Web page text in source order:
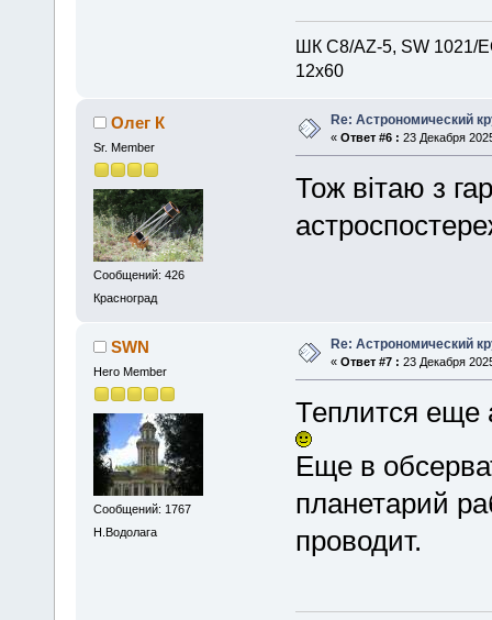
ШК С8/AZ-5, SW 1021/
12х60
Олег К
Sr. Member
Сообщений: 426
Красноград
Re: Астрономический
« Ответ #6 : 23 Декабря
Тож вітаю з
SWN
Hero Member
Сообщений: 1767
Н.Водолага
Re: Астрономический
« Ответ #7 : 23 Декабря
Теплится еще
Еще в
планетарий
проводит.